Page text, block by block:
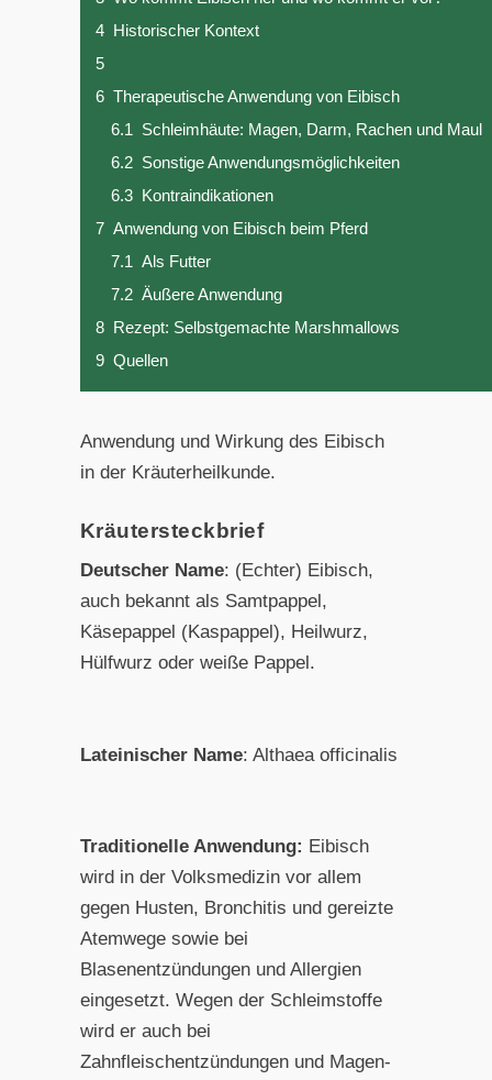
4 Historischer Kontext
5
6 Therapeutische Anwendung von Eibisch
6.1 Schleimhäute: Magen, Darm, Rachen und Maul
6.2 Sonstige Anwendungsmöglichkeiten
6.3 Kontraindikationen
7 Anwendung von Eibisch beim Pferd
7.1 Als Futter
7.2 Äußere Anwendung
8 Rezept: Selbstgemachte Marshmallows
9 Quellen
Anwendung und Wirkung des Eibisch
in der Kräuterheilkunde.
Kräutersteckbrief
Deutscher Name: (Echter) Eibisch,
auch bekannt als Samtpappel,
Käsepappel (Kaspappel), Heilwurz,
Hülfwurz oder weiße Pappel.
Lateinischer Name: Althaea officinalis
Traditionelle Anwendung: Eibisch
wird in der Volksmedizin vor allem
gegen Husten, Bronchitis und gereizte
Atemwege sowie bei
Blasenentzündungen und Allergien
eingesetzt. Wegen der Schleimstoffe
wird er auch bei
Zahnfleischentzündungen und Magen-